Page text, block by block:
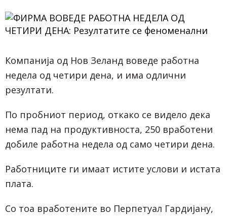
Компанија од Нов Зеланд воведе работна
недела од четири дена, и има одлични
резултати.
По пробниот период, откако се видело дека
нема пад на продуктивноста, 250 вработени
добиле работна недела од само четири дена.
Работниците ги имаат истите услови и истата
плата.
Со тоа вработените во Перпетуал Гардијану,